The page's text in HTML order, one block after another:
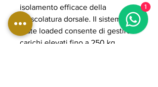
isolamento efficace della
muscolatura dorsale. Il sistema
plate loaded consente di gestire
carichi elevati fino a 250 kg,
1